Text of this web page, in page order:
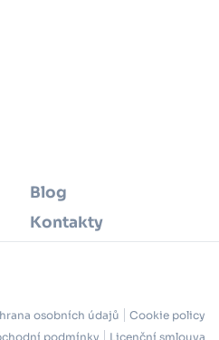
Blog
Kontakty
osobních údajů
Cookie policy
podmínky Licenční smlouva